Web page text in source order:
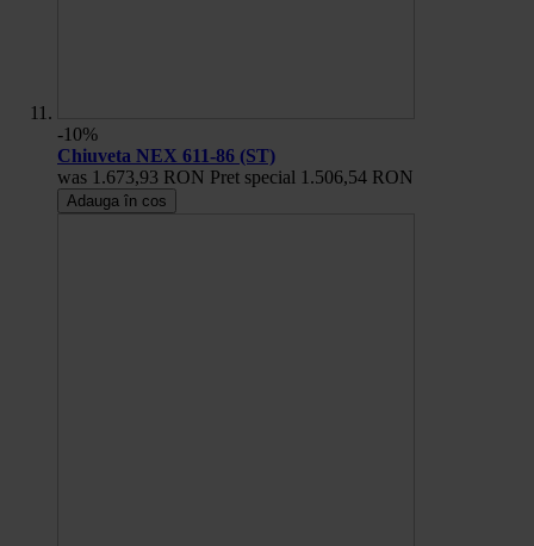
-10%
Chiuveta NEX 611-86 (ST)
was 1.673,93 RON Pret special 1.506,54 RON
Adauga în cos